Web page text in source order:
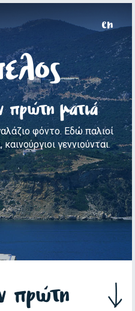
πρώτη ματιά
φόντο. Εδώ παλιοί
γεννιούνται.
πρώτη